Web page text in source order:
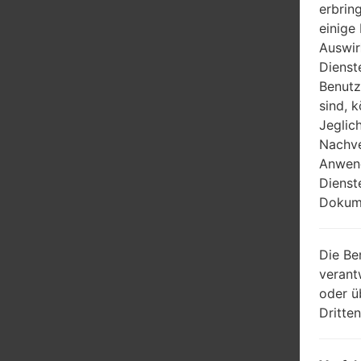
einige
sind,
Die
oder